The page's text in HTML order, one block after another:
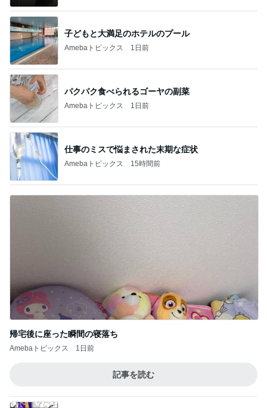
子どもと大満足のホテルのプール
Amebaトピックス 1日前
パクパク食べられるゴーヤの副菜
Amebaトピックス 1日前
仕事のミスで悩まされた末期な症状
Amebaトピックス 15時間前
帰宅後に座った瞬間の寝落ち
Amebaトピックス 1日前
記事を読む